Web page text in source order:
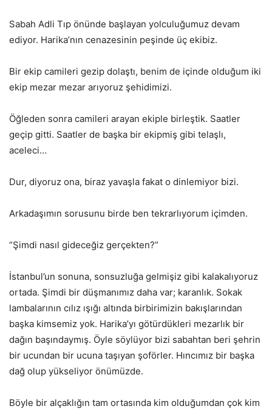
Sabah Adli Tıp önünde başlayan yolculuğumuz devam
ediyor. Harika’nın cenazesinin peşinde üç ekibiz.
Bir ekip camileri gezip dolaştı, benim de içinde olduğum iki
ekip mezar mezar arıyoruz şehidimizi.
Öğleden sonra camileri arayan ekiple birleştik. Saatler
geçip gitti. Saatler de başka bir ekipmiş gibi telaşlı,
aceleci…
Dur, diyoruz ona, biraz yavaşla fakat o dinlemiyor bizi.
Arkadaşımın sorusunu birde ben tekrarlıyorum içimden.
“Şimdi nasıl gideceğiz gerçekten?”
İstanbul’un sonuna, sonsuzluğa gelmişiz gibi kalakalıyoruz
ortada. Şimdi bir düşmanımız daha var; karanlık. Sokak
lambalarının cılız ışığı altında birbirimizin bakışlarından
başka kimsemiz yok. Harika’yı götürdükleri mezarlık bir
dağın başındaymış. Öyle söylüyor bizi sabahtan beri şehrin
bir ucundan bir ucuna taşıyan şoförler. Hıncımız bir başka
dağ olup yükseliyor önümüzde.
Böyle bir alçaklığın tam ortasında kim olduğumdan çok kim